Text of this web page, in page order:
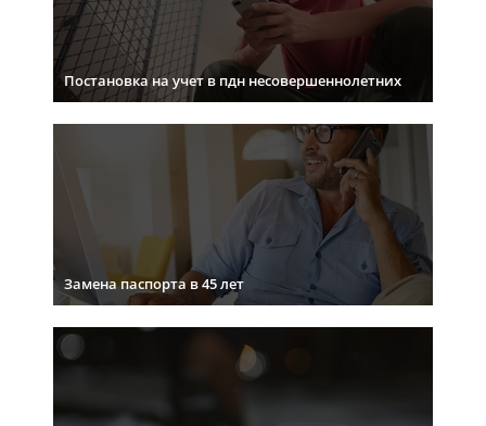
Постановка на учет в пдн несовершеннолетних
Замена паспорта в 45 лет